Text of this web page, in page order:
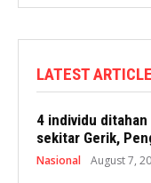
LATEST
4 individu ditahan
sekitar Gerik,
Nasional August 7,